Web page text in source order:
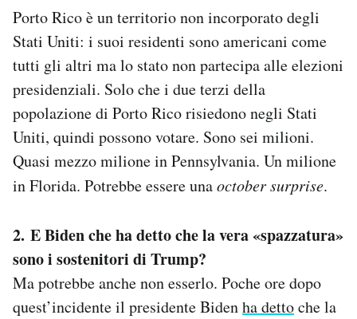
Porto Rico è un territorio non incorporato degli
Stati Uniti: i suoi residenti sono americani come
tutti gli altri ma lo stato non partecipa alle elezioni
presidenziali. Solo che i due terzi della
popolazione di Porto Rico risiedono negli Stati
Uniti, quindi possono votare. Sono sei milioni.
Quasi mezzo milione in Pennsylvania. Un milione
in Florida. Potrebbe essere unaoctober surprise.
2. E Biden che ha detto che la vera «spazzatura»
sono i sostenitori di Trump?
Ma potrebbe anche non esserlo. Poche ore dopo
quest’incidente il presidente Bidenha dettoche la